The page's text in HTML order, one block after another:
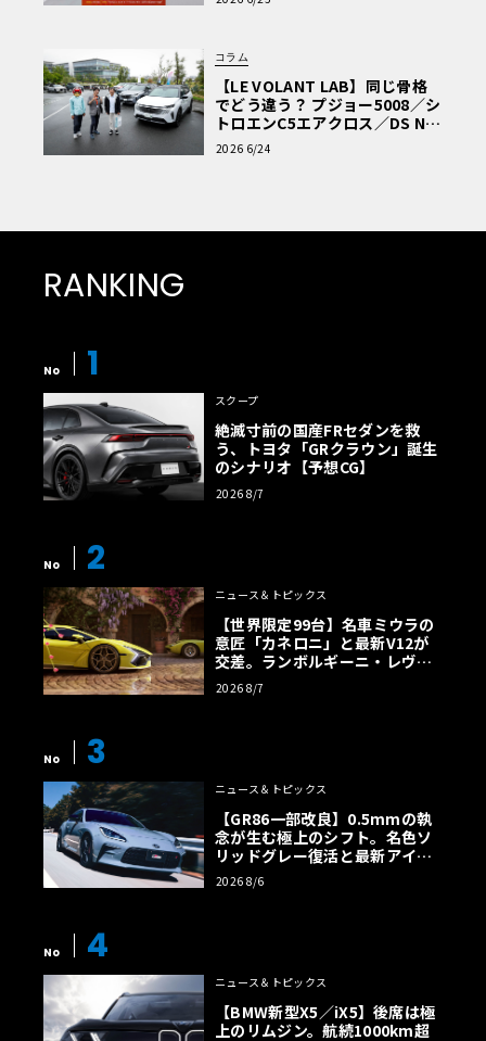
コラム
【LE VOLANT LAB】同じ骨格
でどう違う？ プジョー5008／シ
トロエンC5エアクロス／DS Nº4
読者一気乗りレポート
2026 6/24
RANKING
No 1
スクープ
絶滅寸前の国産FRセダンを救
う、トヨタ「GRクラウン」誕生
のシナリオ【予想CG】
2026 8/7
No 2
ニュース＆トピックス
【世界限定99台】名車ミウラの
意匠「カネロニ」と最新V12が
交差。ランボルギーニ・レヴエ
ルトに60周年記念車が登場
2026 8/7
No 3
ニュース＆トピックス
【GR86一部改良】0.5mmの執
念が生む極上のシフト。名色ソ
リッドグレー復活と最新アイサ
イトでFRの極みへ
2026 8/6
No 4
ニュース＆トピックス
【BMW新型X5／iX5】後席は極
上のリムジン。航続1000km超